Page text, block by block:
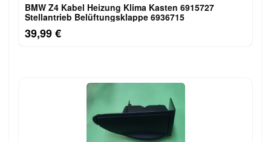
BMW Z4 Kabel Heizung Klima Kasten 6915727
Stellantrieb Belüftungsklappe 6936715
39,99 €